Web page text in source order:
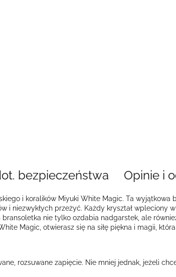
bezpieczeństwa Opinie i
i koralików Miyuki White Magic. Ta wyjątkowa
i niezwykłych przeżyć. Każdy kryształ wpleciony
nie tylko ozdabia nadgarstek, ale
Magic, otwierasz się na siłę piękna i magii,
rozsuwane zapięcie. Nie mniej jednak, jeżeli